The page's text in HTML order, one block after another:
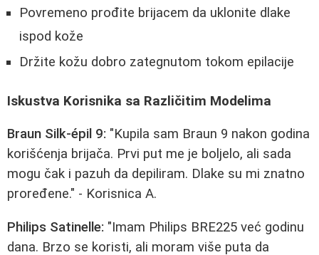
Povremeno prođite brijacem da uklonite dlake
ispod kože
Držite kožu dobro zategnutom tokom epilacije
Iskustva Korisnika sa Različitim Modelima
Braun Silk-épil 9: "Kupila sam Braun 9 nakon godina
korišćenja brijača. Prvi put me je boljelo, ali sada
mogu čak i pazuh da depiliram. Dlake su mi znatno
proređene." - Korisnica A.
Philips Satinelle: "Imam Philips BRE225 već godinu
dana. Brzo se koristi, ali moram više puta da